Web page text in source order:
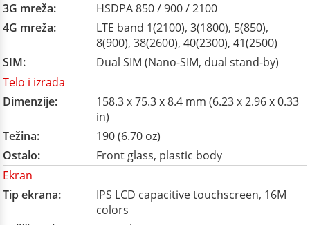
3G mreža:
HSDPA 850 / 900 / 2100
4G mreža:
LTE band 1(2100), 3(1800), 5(850),
8(900), 38(2600), 40(2300), 41(2500)
SIM:
Dual SIM (Nano-SIM, dual stand-by)
Telo i izrada
Dimenzije:
158.3 x 75.3 x 8.4 mm (6.23 x 2.96 x 0.33
in)
Težina:
190 (6.70 oz)
Ostalo:
Front glass, plastic body
Ekran
Tip ekrana:
IPS LCD capacitive touchscreen, 16M
colors